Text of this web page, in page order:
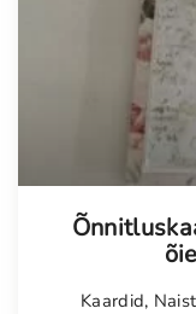
Kaardid,